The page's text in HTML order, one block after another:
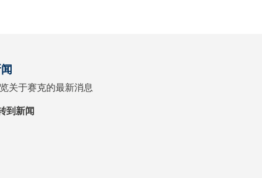
关于赛克的最新消息
到新闻